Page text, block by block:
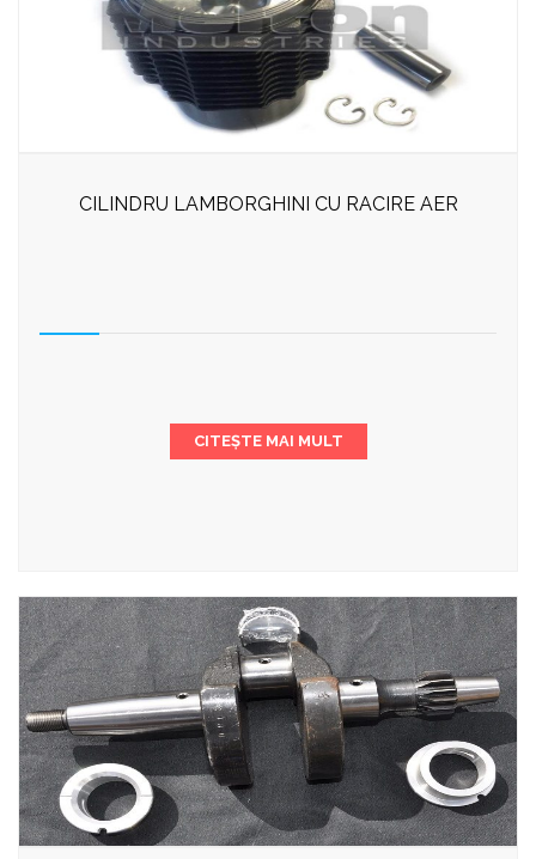
CILINDRU LAMBORGHINI CU RACIRE AER
CITEȘTE MAI MULT